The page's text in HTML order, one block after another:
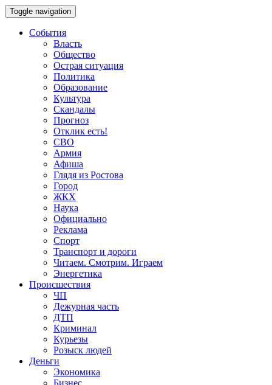
Toggle navigation
События
Власть
Общество
Острая ситуация
Политика
Образование
Культура
Скандалы
Прогноз
Отклик есть!
СВО
Армия
Афиша
Глядя из Ростова
Город
ЖКХ
Наука
Официально
Реклама
Спорт
Транспорт и дороги
Читаем. Смотрим. Играем
Энергетика
Происшествия
ЧП
Дежурная часть
ДТП
Криминал
Курьезы
Розыск людей
Деньги
Экономика
Бизнес